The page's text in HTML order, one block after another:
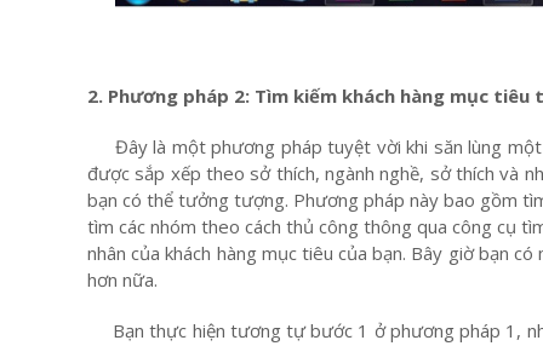
2. Phương pháp 2: Tìm kiếm khách hàng mục tiêu
Đây là một phương pháp tuyệt vời khi săn lùng một
được sắp xếp theo sở thích, ngành nghề, sở thích và
bạn có thể tưởng tượng. Phương pháp này bao gồm
tìm các nhóm theo cách thủ công thông qua công cụ
nhân của khách hàng mục tiêu của bạn. Bây giờ bạn
hơn nữa.
Bạn thực hiện tương tự bước 1 ở phương pháp 1,